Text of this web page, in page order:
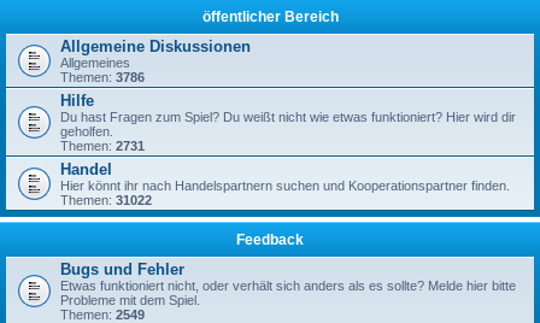
öffentlicher Bereich
Allgemeine Diskussionen
Allgemeines
Themen: 3786
Hilfe
Du hast Fragen zum Spiel? Du weißt nicht wie etwas funktioniert? Hier wird dir
geholfen.
Themen: 2731
Handel
Hier könnt ihr nach Handelspartnern suchen und Kooperationspartner finden.
Themen: 31022
Feedback
Bugs und Fehler
Etwas funktioniert nicht, oder verhält sich anders als es sollte? Melde hier bitte
Probleme mit dem Spiel.
Themen: 2549